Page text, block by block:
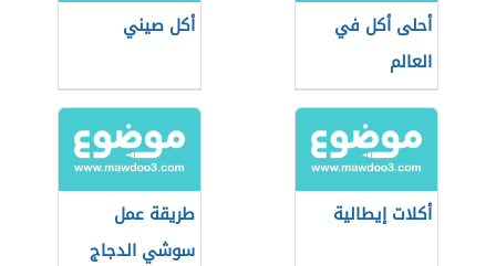
أحلى أكل في
العالم
أكل صيني
أكلات إيطالية
طريقة عمل
سوشي الدجاج